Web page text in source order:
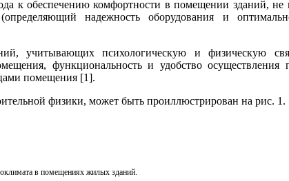
к обеспечению комфортности в помещении зданий, не
надежность оборудования и
учитывающих психологическую и физическую
функциональность и удобство осуществления
помещения [1].
физики, может быть проиллюстрирован на рис. 1.
в помещениях жилых зданий.